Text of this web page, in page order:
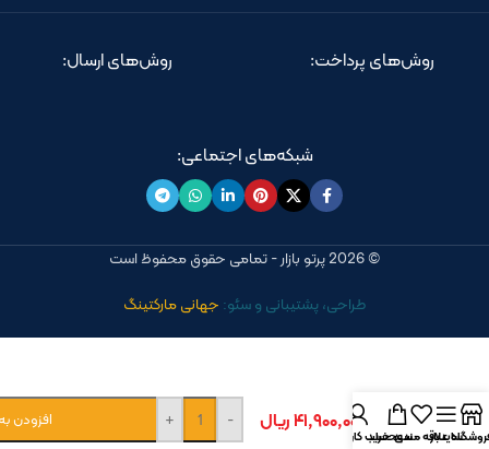
روش‌های پرداخت: روش‌های ارسال:
شبکه‌های اجتماعی:
© 2026 پرتو بازار - تمامی حقوق محفوظ است
طراحی، پشتیبانی و سئو: جهانی مارکتینگ
سایدبارعلاقه مندیسبد خرید
حساب کاربری من
هارمونی
طرح
سنگ
۴۱,۹۰۰,۰۰۰ریال -
+ افزودن